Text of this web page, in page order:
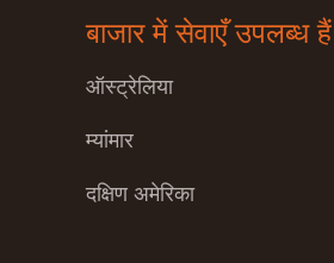
बाजार में सेवाएँ उपलब्ध हैं
ऑस्ट्रेलिया
म्यांमार
दक्षिण अमेरिका